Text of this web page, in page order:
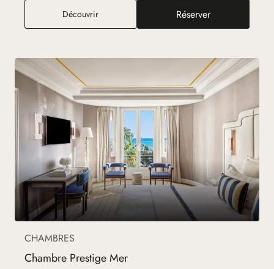
DécouvrirChambre Deluxe Vue Partielle Mer
Réserver
CHAMBRES
Chambre Prestige Mer